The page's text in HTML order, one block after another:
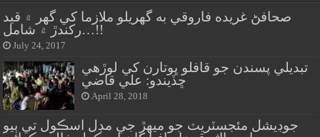
صحافڻ غريده فاروقي به گهريلو ملازما کي گهر ۾ قيد
رکندڙ ۾ شامل…!!
July 24, 2017
تبديلي پسندن جو قافلو ڀوتارن کي لوڙهي
ڇڏيندو: علي قاضي
April 28, 2018
جوڊيشل مئجسٽريٽ جو ميهڙ جي مڊل اسڪول تي ٻيو